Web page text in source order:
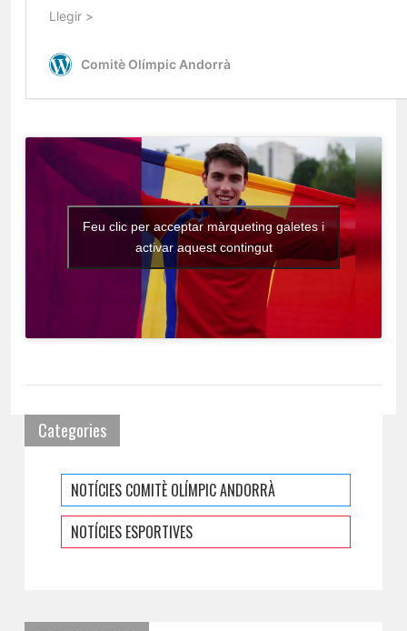
Feu clic per acceptar màrqueting galetes i
activar aquest contingut
Categories
NOTÍCIES COMITÈ OLÍMPIC ANDORRÀ
NOTÍCIES ESPORTIVES